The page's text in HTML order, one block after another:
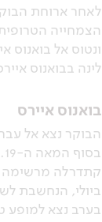
לאחר ארוחת
הצמחייה
ונטוס אל
לינה בבואנוס
בואנוס איירס
הבוקר נצא אל
ביולי, הנחשבת
בערב נצא למופע